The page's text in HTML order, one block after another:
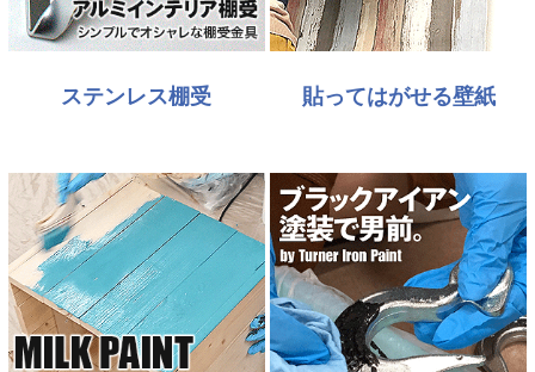
ステンレス棚受 貼ってはがせる壁紙